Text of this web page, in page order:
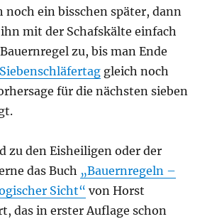
noch ein bisschen später, dann
mit der Schafskälte einfach
zu, bis man Ende
Siebenschläfertag gleich noch
für die nächsten sieben
zu den Eisheiligen oder der
das Buch „Bauernregeln –
Sicht“ von Horst
das in erster Auflage schon